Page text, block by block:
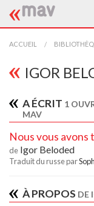
ACCUEIL
LA MAV
TRADUCTEURS
AIDE À LA
À L'AFFICHE
ACCUEIL
IGOR
A ÉCRIT 1
MAV
Nous vous avons
de Igor Beloded
Traduit du russe par
À PROPOS DE